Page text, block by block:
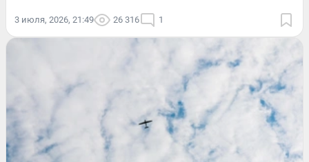
3 июля, 2026, 21:49 26 316 1